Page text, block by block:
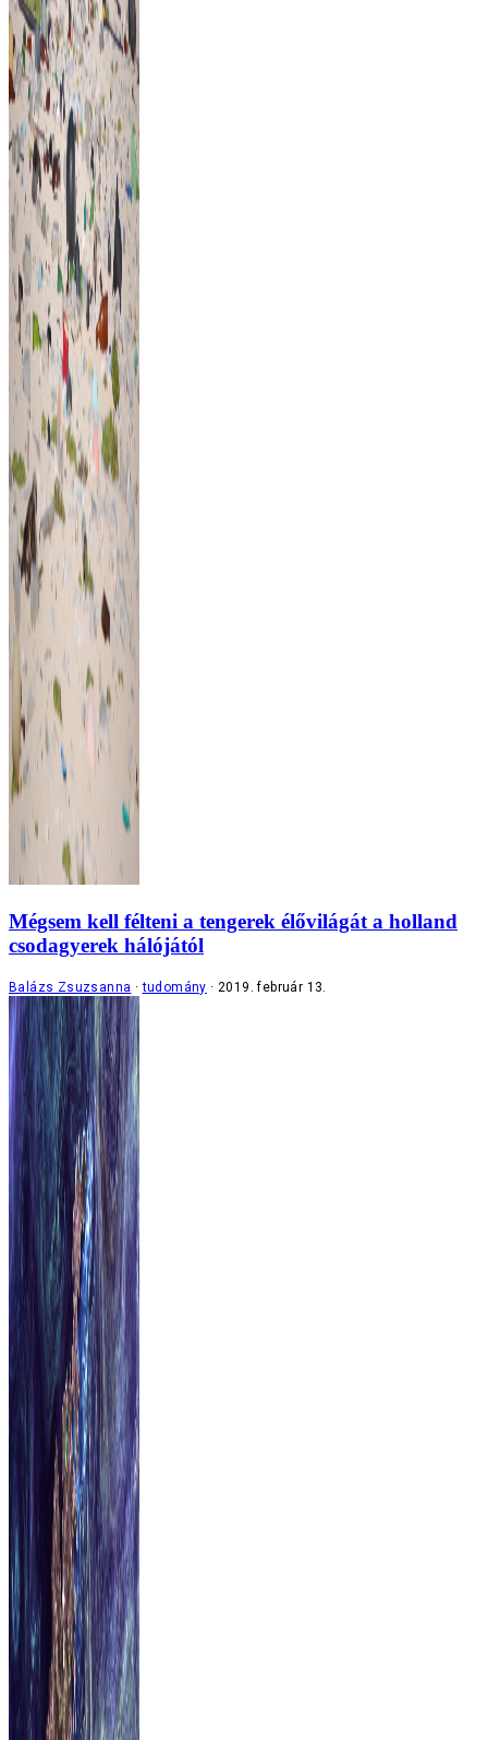
Mégsem kell félteni a tengerek élővilágát a holland
csodagyerek hálójától
Balázs Zsuzsanna tudomány 2019. február 13.